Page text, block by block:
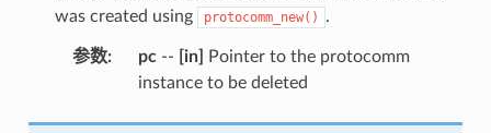
was created using
protocomm_new() .
参数: pc-- [in]
Pointer to the protocomm
instance to be deleted